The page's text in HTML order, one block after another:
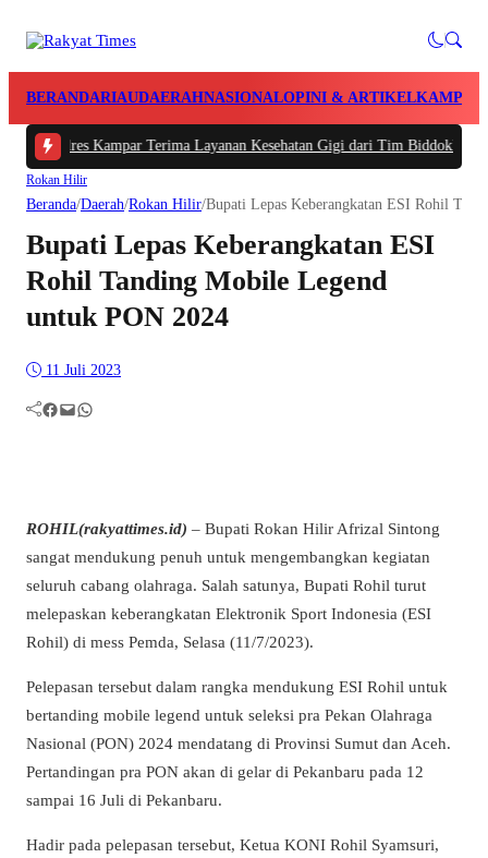
BERANDARIAUDAERAHNASIONALOPINI & ARTIKELKAMPAR
Kampar Terima Layanan Kesehatan Gigi dari Tim Biddokkes Polda
Rokan Hilir
Beranda/Daerah/Rokan Hilir/Bupati Lepas Keberangkatan ESI Rohil
Bupati Lepas Keberangkatan ESI
Rohil Tanding Mobile Legend
untuk PON 2024
11 Juli 2023
Facebook Mail WhatsApp
ROHIL(rakyattimes.id) – Bupati Rokan Hilir Afrizal Sintong
sangat mendukung penuh untuk mengembangkan kegiatan
seluruh cabang olahraga. Salah satunya, Bupati Rohil turut
melepaskan keberangkatan Elektronik Sport Indonesia (ESI
Rohil) di mess Pemda, Selasa (11/7/2023).
Pelepasan tersebut dalam rangka mendukung ESI Rohil untuk
bertanding mobile legend untuk seleksi pra Pekan Olahraga
Nasional (PON) 2024 mendatang di Provinsi Sumut dan Aceh.
Pertandingan pra PON akan di gelar di Pekanbaru pada 12
sampai 16 Juli di Pekanbaru.
Hadir pada pelepasan tersebut, Ketua KONI Rohil Syamsuri,